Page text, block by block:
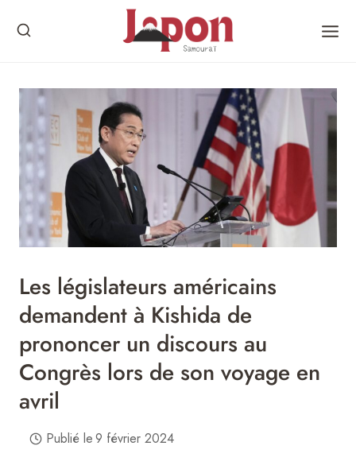
Les législateurs américains
demandent à Kishida de
prononcer un discours au
Congrès lors de son voyage en
avril
Publié le9 février 2024